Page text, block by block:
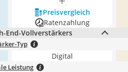
mehr anzeigen
Preis­vergleich
Ratenzahlung
End-Vollverstärkers
Typ
Digital
Leistung